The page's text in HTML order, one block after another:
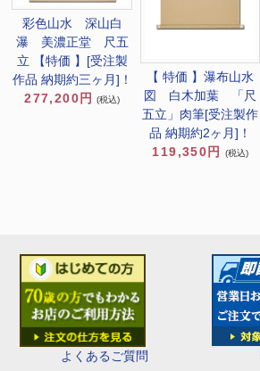
よくあるご質問
彩色山水 深山白
瀑 美濃正堂 尺五
立 【特価 】[受注製
作品 納期約三ヶ月]！
277,200円
(税込)
【 特価 】瀑布山水
図 白木加葉 「尺
五立」肉筆[受注製作
品 納期約2ヶ月]！
119,350円
(税込)